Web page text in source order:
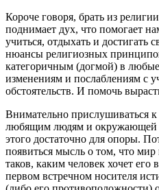
Короче говоря, брать из
поднимает дух, что помогает
учиться, отдыхать и достигать
нюансы религиозных
категоричным (догмой) в
изменениям и послаблениям с
обстоятельств. И помочь
Внимательно прислушиваться
любящим людям и окружающей
этого достаточно для опоры.
появиться мысль о том, что мир
таков, каким человек хочет его
первом встречном носителя